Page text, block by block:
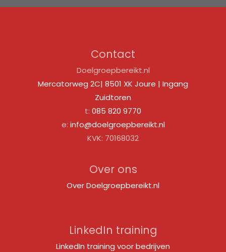
Contact
Doelgroepbereikt.nl
Mercatorweg 2C| 8501 XK Joure | Ingang
Zuidtoren
t: 085 820 9770
e: info@doelgroepbereikt.nl
KVK: 70168032
Over ons
Over Doelgroepbereikt.nl
LinkedIn training
LinkedIn training voor bedrijven